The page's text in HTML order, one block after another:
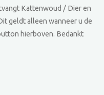
Kattenwoud / Dier en
geldt alleen wanneer u de
hierboven. Bedankt